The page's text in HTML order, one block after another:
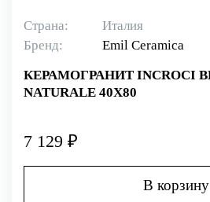
Страна:
Италия
Бренд:
Emil Ceramica
КЕРАМОГРАНИТ INCROCI
NATURALE 40X80
7 129 ₽
В корзину